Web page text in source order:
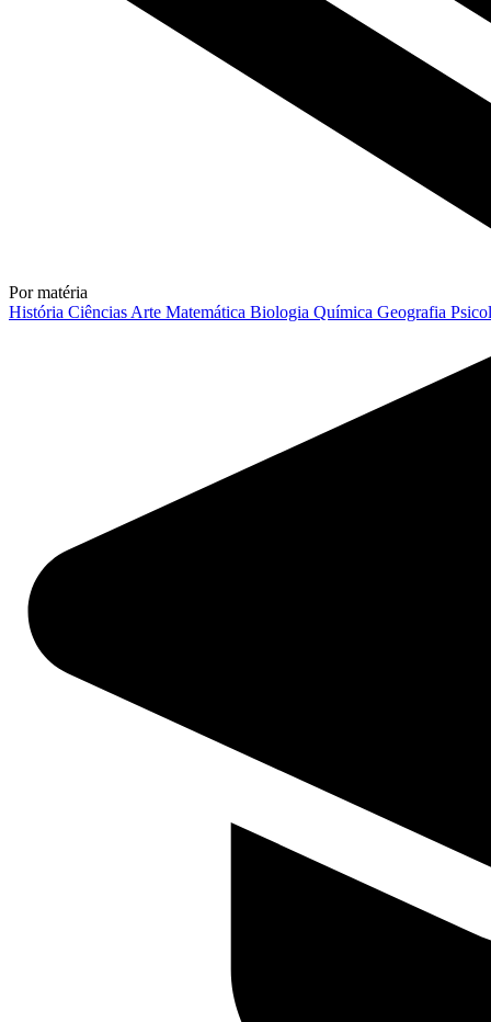
Por matéria
História Ciências Arte Matemática Biologia Química Geografia